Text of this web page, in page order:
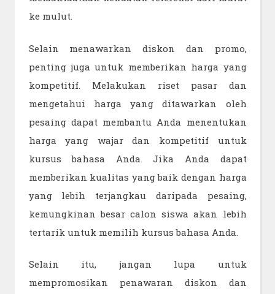
ke mulut.
Selain menawarkan diskon dan promo,
penting juga untuk memberikan harga yang
kompetitif. Melakukan riset pasar dan
mengetahui harga yang ditawarkan oleh
pesaing dapat membantu Anda menentukan
harga yang wajar dan kompetitif untuk
kursus bahasa Anda. Jika Anda dapat
memberikan kualitas yang baik dengan harga
yang lebih terjangkau daripada pesaing,
kemungkinan besar calon siswa akan lebih
tertarik untuk memilih kursus bahasa Anda.
Selain itu, jangan lupa untuk
mempromosikan penawaran diskon dan